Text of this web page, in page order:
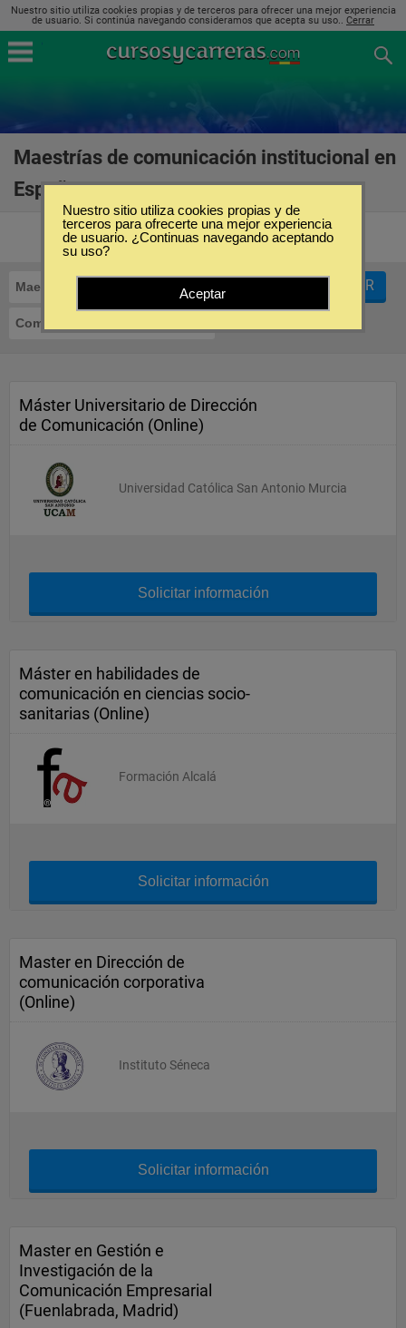
Nuestro sitio utiliza cookies propias y de terceros para ofrecer una mejor experiencia
de usuario. Si continúa navegando consideramos que acepta su uso.. Cerrar
Maestrías de comunicación institucional en
España
Maestrías
Comunicación Institucional
FILTRAR
Máster Universitario de Dirección
de Comunicación (Online)
Universidad Católica San Antonio Murcia
Solicitar información
Máster en habilidades de
comunicación en ciencias socio-
sanitarias (Online)
Formación Alcalá
Solicitar información
Master en Dirección de
comunicación corporativa
(Online)
Instituto Séneca
Solicitar información
Master en Gestión e
Investigación de la
Comunicación Empresarial
(Fuenlabrada, Madrid)
Nuestro sitio utiliza cookies propias y de
terceros para ofrecerte una mejor experiencia
de usuario. ¿Continuas navegando aceptando
su uso?
Aceptar